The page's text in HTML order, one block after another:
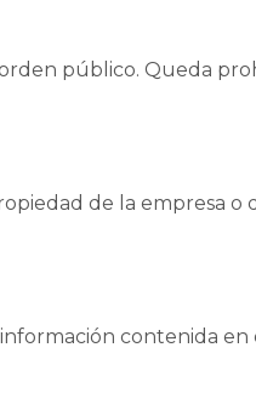
público. Queda
de la empresa
contenida en